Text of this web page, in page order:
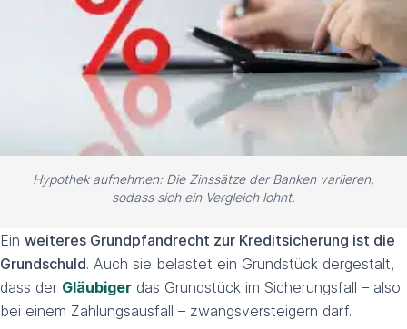
Hypothek aufnehmen: Die Zinssätze der Banken variieren,
sodass sich ein Vergleich lohnt.
Ein weiteres Grundpfandrecht zur Kreditsicherung ist die
Grundschuld. Auch sie belastet ein Grundstück dergestalt,
dass der Gläubiger das Grundstück im Sicherungsfall – also
bei einem Zahlungsausfall – zwangsversteigern darf.